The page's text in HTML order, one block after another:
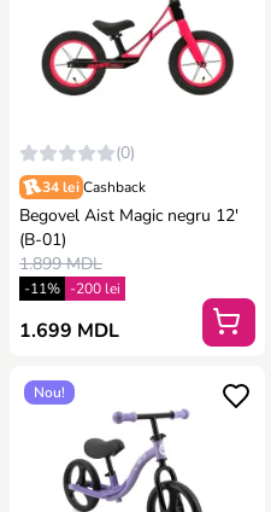
(0)
34 lei Cashback
Begovel Aist Magic negru 12′
(B-01)
1.899 MDL
-11% -200 lei
1.699 MDL
Nou!